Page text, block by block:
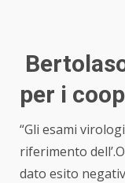
per i
“Gli esami
riferimento
dato esito